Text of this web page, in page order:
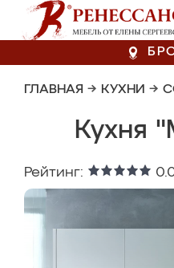
ГЛАВНАЯ → КУХНИ →
Кухня
Рейтинг: